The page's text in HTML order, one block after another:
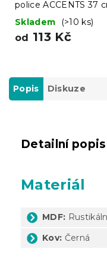
police ACCENTS 37
více barev
Skladem (>10 ks)
od 113 Kč
Popis Diskuze
Detailní
Materiál
MDF:
Kov: Černá